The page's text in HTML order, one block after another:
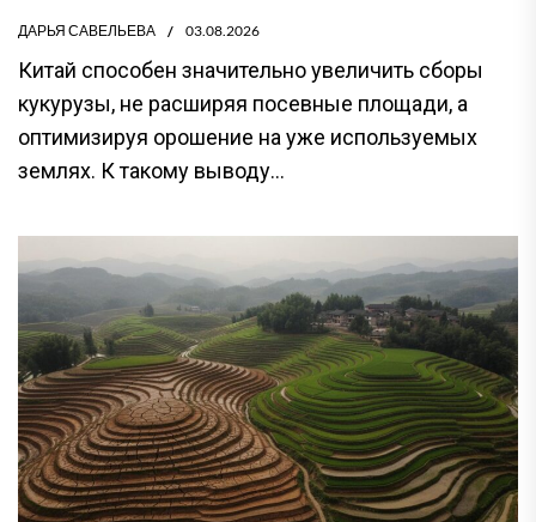
ДАРЬЯ САВЕЛЬЕВА 03.08.2026
Китай способен значительно увеличить сборы
кукурузы, не расширяя посевные площади, а
оптимизируя орошение на уже используемых
землях. К такому выводу...